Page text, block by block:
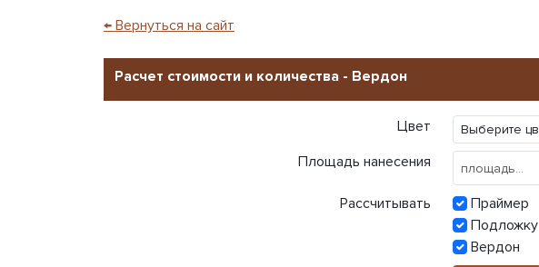
← Вернуться на сайт
Расчет стоимости и количества - Вердон
Цвет
Площадь нанесения
Рассчитывать
Праймер
Подложку
Вердон